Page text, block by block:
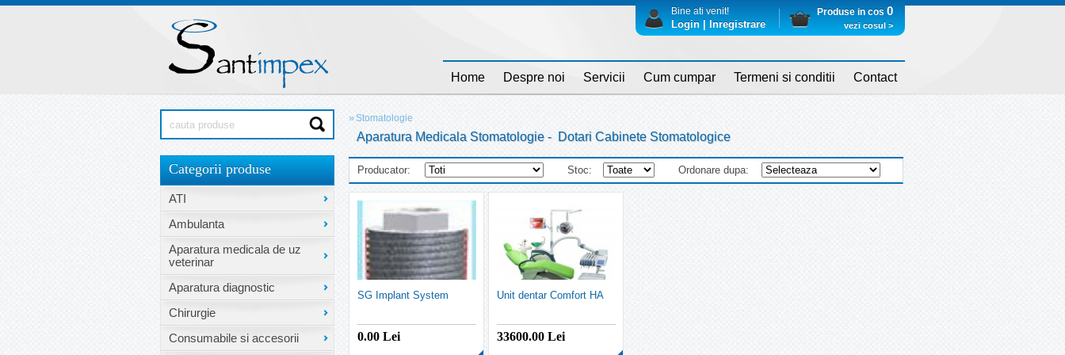
Home Despre noi Servicii Cum cumpar Termeni si conditii Contact
Bine ati venit!
Login | Inregistrare
Produse in cos 0
vezi cosul >
Categorii produse
ATI
Ambulanta
Aparatura medicala de uz
veterinar
Aparatura diagnostic
Chirurgie
Consumabile si accesorii
»Stomatologie
Aparatura Medicala Stomatologie - Dotari Cabinete Stomatologice
Producator: Stoc: Ordonare dupa:
SG Implant System
0.00Lei
Unit dentar Comfort HA
33600.00Lei